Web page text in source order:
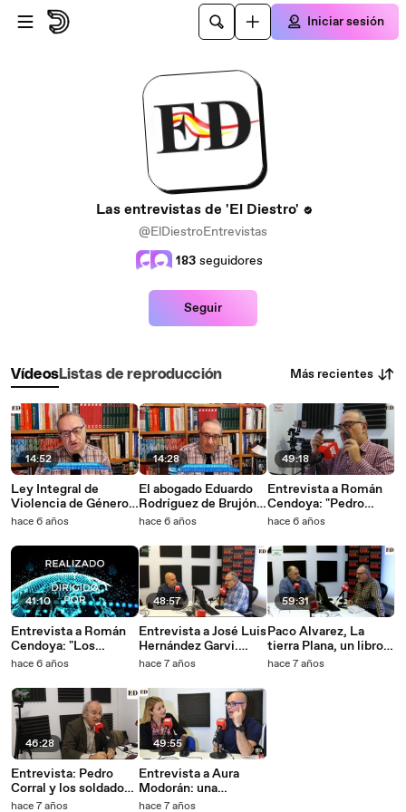
Saltar al contenido principal
Iniciar sesión
Las entrevistas de 'El Diestro'
@ElDiestroEntrevistas
183 seguidores
Seguir
VídeosListas de reproducción Más recientes
14:52
Ley Integral de
Violencia de Género
antes y después del
hace 6 años
41:10
Entrevista a Román
Cendoya: "Los
medios de
en quiebra, por eso se
tienen que prostituir
y vender a las ayudas
de los poderes
oportunos"
hace 6 años
46:28
Entrevista: Pedro
Corral y los soldados
de la Guerra Civil
hace 7 años
14:28
El abogado Eduardo
Rodríguez de Brujón
explica los motivos
las denuncias por
violencia de género
durante el estado de
alarma, a pesar de que
el gobierno nos
intente convencer de
lo contrario
hace 6 años
48:57
Entrevista a José Luis
Hernández Garvi.
Nunca fueron
extranjeros en la
Corte de los
Borbones
hace 7 años
49:55
Entrevista a Aura
Modorán: una
valiente rumana
hace 7 años
49:18
Entrevista a Román
Cendoya: "Pedro
Sánchez es un
estudio y comprobar
como la vanidad la
soberbia y la
ambición pueden
convertir a una
persona en un pelele"
hace 6 años
59:31
Paco Alvarez, La
tierra Plana, un libro
que desmonta a los
hace 7 años